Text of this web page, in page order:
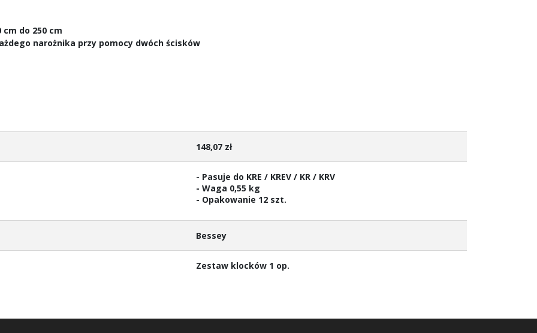
cm do 250 cm
narożnika przy pomocy dwóch ścisków
148,07 zł
- Pasuje do KRE / KREV / KR / KRV
- Waga 0,55 kg
- Opakowanie 12 szt.
Bessey
Zestaw klocków 1 op.